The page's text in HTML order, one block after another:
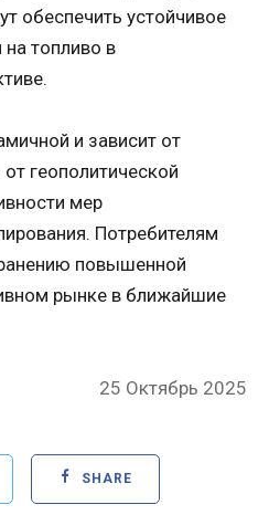
обеспечить устойчивое
топливо в
и зависит от
геополитической
мер
Потребителям
повышенной
рынке в ближайшие
Posted
25 Октябрь 2025
SHARE